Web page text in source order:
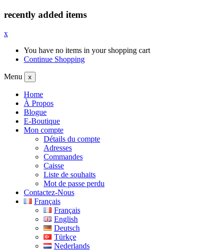
recently added items
x
You have no items in your shopping cart
Continue Shopping
Menu x
Home
À Propos
Blogue
E-Boutique
Mon compte
Détails du compte
Adresses
Commandes
Caisse
Liste de souhaits
Mot de passe perdu
Contactez-Nous
Français
Français
English
Deutsch
Türkçe
Nederlands